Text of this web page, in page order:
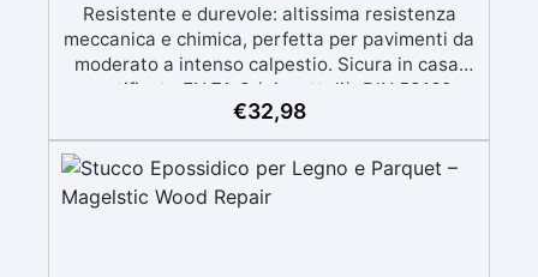
Resistente e durevole: altissima resistenza
meccanica e chimica, perfetta per pavimenti da
moderato a intenso calpestio. Sicura in casa:
certificata EN 71-3 (giocattoli), DIN 53160
(sudore e saliva) e classe emissioni A+. Facile
da usare: pronta all’uso, applicabile a rullo o
pennello, resa 8–10 m²/L, attrezzi lavabili in
acqua. Rapida e a base acqua: sovraverniciabile
e carteggiabile in ~4 h, calpestabile dopo 8 h.
€32,98